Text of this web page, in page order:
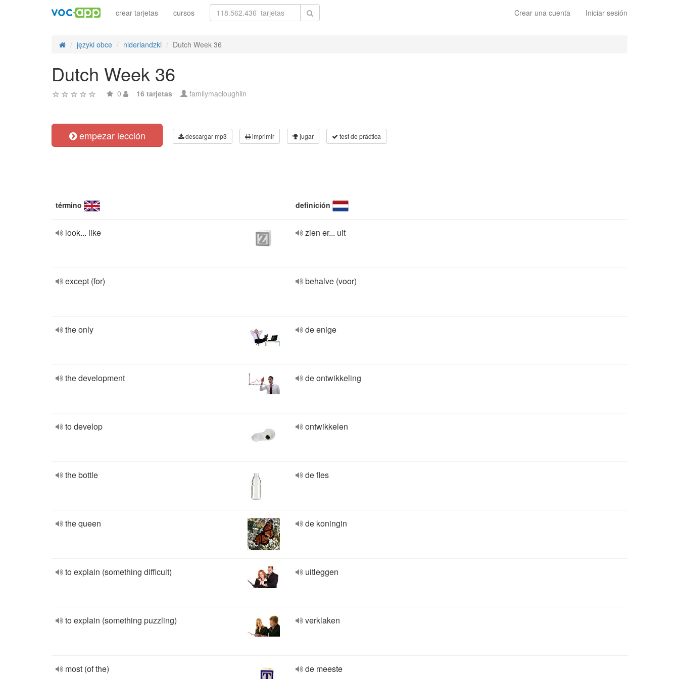
Crear una cuenta Iniciar sesión
crear tarjetas cursos
języki obce niderlandzki Dutch Week 36
Dutch Week 36
0 16 tarjetas familymacloughlin
empezar lección descargar mp3 imprimir jugar test de práctica
término definición
look... like zien er... uit
except (for) behalve (voor)
the only de enige
the development de ontwikkeling
to develop ontwikkelen
the bottle de fles
the queen de koningin
to explain (something difficult) uitleggen
to explain (something puzzling) verklaken
most (of the) de meeste